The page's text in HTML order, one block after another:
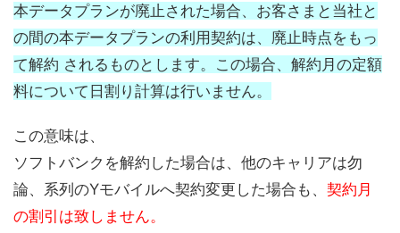
本データプランが廃止された場合、お客さまと当社と
の間の本データプランの利⽤契約は、廃止時点をもっ
て解約 されるものとします。この場合、解約月の定額
料について日割り計算は⾏いません。
この意味は、
ソフトバンクを解約した場合は、他のキャリアは勿
論、系列のYモバイルへ契約変更した場合も、 契約月
の割引は致しません。